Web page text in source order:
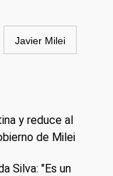
Javier Milei
y reduce al
de Milei
Silva: "Es un